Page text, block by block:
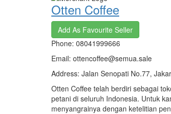
Otten Coffee
Add As Favourite Seller
Phone: 08041999666
Email: ottencoffee@semua.sale
Address: Jalan Senopati No.77,
Otten Coffee telah berdiri sebagai
petani di seluruh Indonesia. Untuk
menyangrainya dengan ketelitian